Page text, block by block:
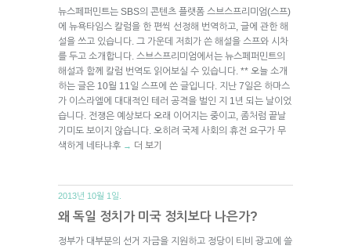
뉴스페퍼민트는 SBS의 콘텐츠 플랫폼 스브스프리미엄(스프)
에 뉴욕타임스 칼럼을 한 편씩 선정해 번역하고, 글에 관한 해
설을 쓰고 있습니다. 그 가운데 저희가 쓴 해설을 스프와 시차
를 두고 소개합니다. 스브스프리미엄에서는 뉴스페퍼민트의
해설과 함께 칼럼 번역도 읽어보실 수 있습니다. ** 오늘 소개
하는 글은 10월 11일 스프에 쓴 글입니다. 지난 7일은 하마스
가 이스라엘에 대대적인 테러 공격을 벌인 지 1년 되는 날이었
습니다. 전쟁은 예상보다 오래 이어지는 중이고, 좀처럼 끝날
기미도 보이지 않습니다. 오히려 국제 사회의 휴전 요구가 무
색하게 네타냐후 → 더 보기
2013년 10월 1일.
왜 독일 정치가 미국 정치보다 나은가?
정부가 대부분의 선거 자금을 지원하고 정당이 티비 광고에 쓸